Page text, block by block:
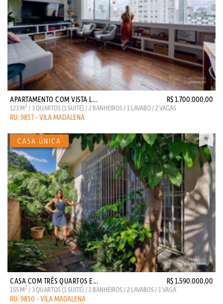
APARTAMENTO COM VISTA L... R$ 1.700.000,00
123 M2 / 3 QUARTOS (1 SUITE) / 2 BANHEIROS / 1 LAVABO / 2 VAGAS
RU: 9857 - VILA MADALENA
CASA COM TRÊS QUARTOS E... R$ 1.590.000,00
155 M2 / 3 QUARTOS (1 SUITE) / 2 BANHEIROS / 2 LAVABOS / 1 VAGA
RU: 9850 - VILA MADALENA